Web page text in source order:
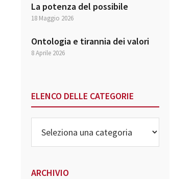
La potenza del possibile
18 Maggio 2026
Ontologia e tirannia dei valori
8 Aprile 2026
ELENCO DELLE CATEGORIE
delle
Categorie
ARCHIVIO